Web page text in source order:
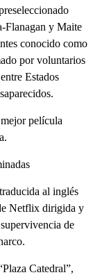
Flanagan y Maite
conocido como
por voluntarios
Estados
película
al inglés
Netflix dirigida y
de
Catedral”,